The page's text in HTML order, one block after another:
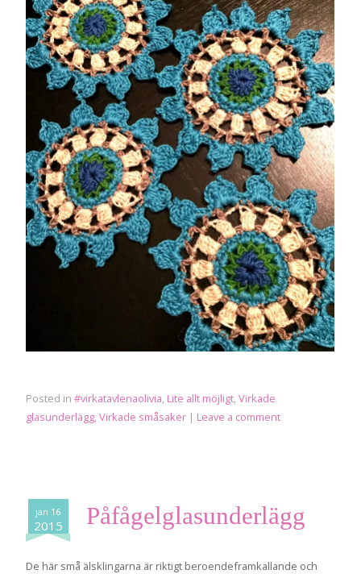
Posted in#virkatavlenaolivia, Lite allt möjligt,Virkade
glasunderlägg,Virkade småsaker | Leave a comment
jan 16
2015 Påfågelglasunderlägg
De här små älsklingarna är riktigt beroendeframkallande och